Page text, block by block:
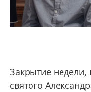
Закрытие недели,
святого